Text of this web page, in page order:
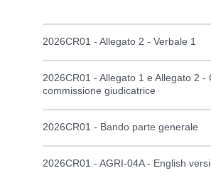
2026CR01 - Allegato 2 - Verbale 1
2026CR01 - Allegato 1 e Allegato 2 -
commissione giudicatrice
2026CR01 - Bando parte generale
2026CR01 - AGRI-04A - English